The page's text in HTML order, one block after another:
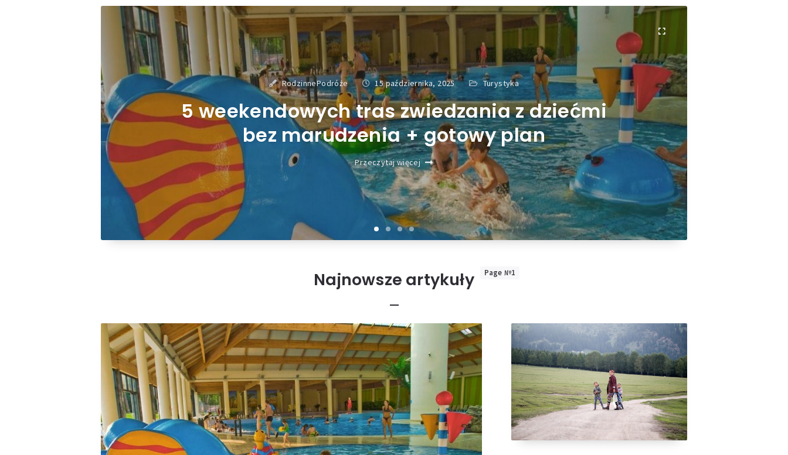
RodzinnePodróże 15 października, 2025 Turystyka
5 weekendowych tras zwiedzania z dziećmi
bez marudzenia + gotowy plan
Przeczytaj więcej
7 października, 2025
Pakiety pobytowe w Małopolsce – idealna
opcja dla chcących poznać ten region
Polski.
Przeczytaj więcej
Najnowsze artykuły Page №1